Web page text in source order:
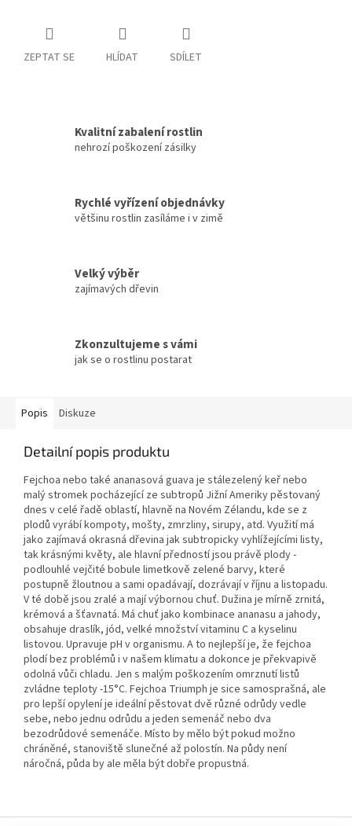
ZEPTAT SE HLÍDAT SDÍLET
Kvalitní zabalení rostlin
nehrozí poškození zásilky
Rychlé vyřízení objednávky
většinu rostlin zasíláme i v zimě
Velký výběr
zajímavých dřevin
Zkonzultujeme s vámi
jak se o rostlinu postarat
Popis Diskuze
Detailní popis produktu
Fejchoa nebo také ananasová guava je stálezelený keř nebo
malý stromek pocházející ze subtropů Jižní Ameriky pěstovaný
dnes v celé řadě oblastí, hlavně na Novém Zélandu, kde se z
plodů vyrábí kompoty, mošty, zmrzliny, sirupy, atd. Využití má
jako zajímavá okrasná dřevina jak subtropicky vyhlížejícími listy,
tak krásnými květy, ale hlavní předností jsou právě plody -
podlouhlé vejčité bobule limetkově zelené barvy, které
postupně žloutnou a sami opadávají, dozrávají v říjnu a listopadu.
V té době jsou zralé a mají výbornou chuť. Dužina je mírně zrnitá,
krémová a šťavnatá. Má chuť jako kombinace ananasu a jahody,
obsahuje draslík, jód, velké množství vitaminu C a kyselinu
listovou. Upravuje pH v organismu. A to nejlepší je, že fejchoa
plodí bez problémů i v našem klimatu a dokonce je překvapivě
odolná vůči chladu. Jen s malým poškozením omrznutí listů
zvládne teploty -15°C. Fejchoa Triumph je sice samosprašná, ale
pro lepší opylení je ideální pěstovat dvě různé odrůdy vedle
sebe, nebo jednu odrůdu a jeden semenáč nebo dva
bezodrůdové semenáče. Místo by mělo být pokud možno
chráněné, stanoviště slunečné až polostín. Na půdy není
náročná, půda by ale měla být dobře propustná.